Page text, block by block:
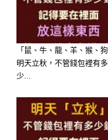
「鼠、牛、龍、羊、猴、狗
明天立秋，不管錢包裡有多
少...